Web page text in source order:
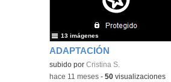
ADAPTACIÓN
Contenido educativo.
subido porCristina S.
13 imágenes
-hace 11 meses -50 visualizaciones